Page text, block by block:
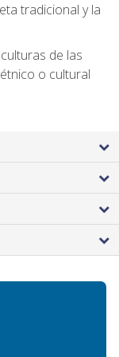
tradicional y la
de las
o cultural